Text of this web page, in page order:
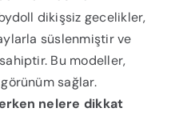
dikişsiz gecelikler,
süslenmiştir ve
Bu modeller,
sağlar.
nelere dikkat